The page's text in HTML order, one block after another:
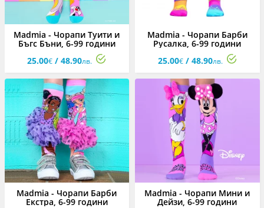
Madmia - Чорапи Туити и
Бъгс Бъни, 6-99 години
25.00€ / 48.90лв.
Madmia - Чорапи Барби
Русалка, 6-99 години
25.00€/ 48.90лв.
Madmia - Чорапи Барби
Екстра, 6-99 години
Madmia - Чорапи Мини и
Дейзи, 6-99 години